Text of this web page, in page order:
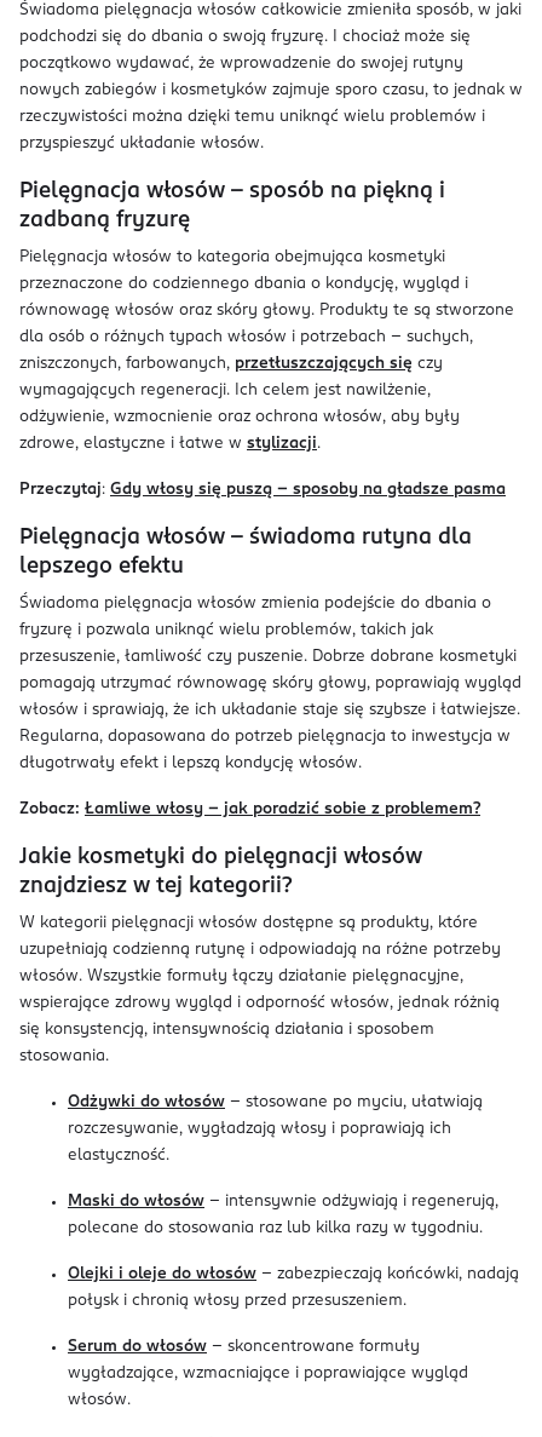
Świadoma pielęgnacja włosów całkowicie zmieniła sposób, w jaki
podchodzi się do dbania o swoją fryzurę. I chociaż może się
początkowo wydawać, że wprowadzenie do swojej rutyny
nowych zabiegów i kosmetyków zajmuje sporo czasu, to jednak w
rzeczywistości można dzięki temu uniknąć wielu problemów i
przyspieszyć układanie włosów.
Pielęgnacja włosów – sposób na piękną i
zadbaną fryzurę
Pielęgnacja włosów to kategoria obejmująca kosmetyki
przeznaczone do codziennego dbania o kondycję, wygląd i
równowagę włosów oraz skóry głowy. Produkty te są stworzone
dla osób o różnych typach włosów i potrzebach – suchych,
zniszczonych, farbowanych, przetłuszczających się czy
wymagających regeneracji. Ich celem jest nawilżenie,
odżywienie, wzmocnienie oraz ochrona włosów, aby były
zdrowe, elastyczne i łatwe w stylizacji.
Przeczytaj: Gdy włosy się puszą – sposoby na gładsze pasma
Pielęgnacja włosów – świadoma rutyna dla
lepszego efektu
Świadoma pielęgnacja włosów zmienia podejście do dbania o
fryzurę i pozwala uniknąć wielu problemów, takich jak
przesuszenie, łamliwość czy puszenie. Dobrze dobrane kosmetyki
pomagają utrzymać równowagę skóry głowy, poprawiają wygląd
włosów i sprawiają, że ich układanie staje się szybsze i łatwiejsze.
Regularna, dopasowana do potrzeb pielęgnacja to inwestycja w
długotrwały efekt i lepszą kondycję włosów.
Zobacz: Łamliwe włosy – jak poradzić sobie z problemem?
Jakie kosmetyki do pielęgnacji włosów
znajdziesz w tej kategorii?
W kategorii pielęgnacji włosów dostępne są produkty, które
uzupełniają codzienną rutynę i odpowiadają na różne potrzeby
włosów. Wszystkie formuły łączy działanie pielęgnacyjne,
wspierające zdrowy wygląd i odporność włosów, jednak różnią
się konsystencją, intensywnością działania i sposobem
stosowania.
Odżywki do włosów – stosowane po myciu, ułatwiają
rozczesywanie, wygładzają włosy i poprawiają ich
elastyczność.
Maski do włosów – intensywnie odżywiają i regenerują,
polecane do stosowania raz lub kilka razy w tygodniu.
Olejki i oleje do włosów – zabezpieczają końcówki, nadają
połysk i chronią włosy przed przesuszeniem.
Serum do włosów – skoncentrowane formuły
wygładzające, wzmacniające i poprawiające wygląd
włosów.